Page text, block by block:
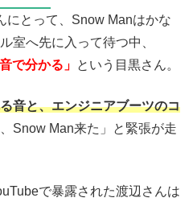
にとって、Snow Manはかな
室へ先に入って待つ中、
で分かる」 という目黒さん。
音と、エンジニアブーツのコ
Snow Man来た」と緊張が走
で暴露された渡辺さんは